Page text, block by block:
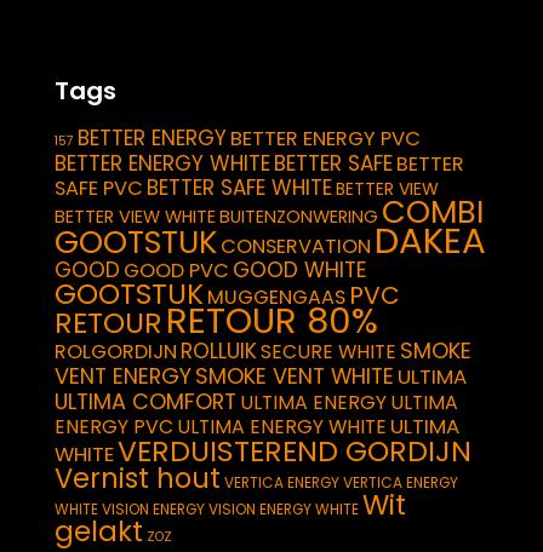
Tags
157 BETTER ENERGYBETTER ENERGY PVC
BETTER ENERGY WHITEBETTER SAFEBETTER
SAFE PVC BETTER SAFE WHITEBETTER VIEW
BETTER VIEW WHITEBUITENZONWERING COMBI
GOOTSTUKCONSERVATION DAKEA
GOOD GOOD PVC GOOD WHITE
GOOTSTUKMUGGENGAAS PVC
RETOUR RETOUR 80%
ROLGORDIJN ROLLUIKSECURE WHITE SMOKE
VENT ENERGYSMOKE VENT WHITE ULTIMA
ULTIMA COMFORT ULTIMA ENERGYULTIMA
ENERGY PVC ULTIMA ENERGY WHITE ULTIMA
WHITEVERDUISTEREND GORDIJN
Vernist hout VERTICA ENERGYVERTICA ENERGY
WHITEVISION ENERGYVISION ENERGY WHITEWit
gelakt ZOZ